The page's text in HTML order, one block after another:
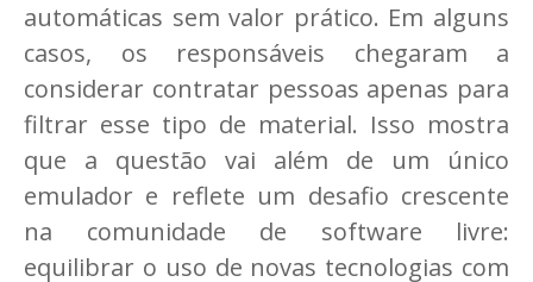
automáticas sem valor prático. Em alguns
casos, os responsáveis chegaram a
considerar contratar pessoas apenas para
filtrar esse tipo de material. Isso mostra
que a questão vai além de um único
emulador e reflete um desafio crescente
na comunidade de software livre:
equilibrar o uso de novas tecnologias com